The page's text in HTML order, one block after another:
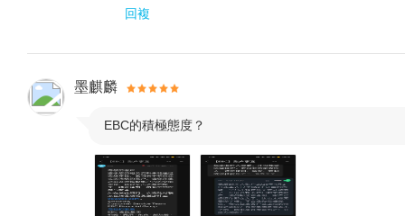
回複
墨麒麟
EBC的積極態度？